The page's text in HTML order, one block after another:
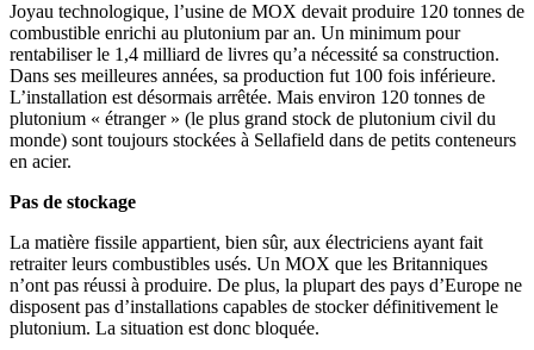
Joyau technologique, l’usine de MOX devait produire 120 tonnes de
combustible enrichi au plutonium par an. Un minimum pour
rentabiliser le 1,4 milliard de livres qu’a nécessité sa construction.
Dans ses meilleures années, sa production fut 100 fois inférieure.
L’installation est désormais arrêtée. Mais environ 120 tonnes de
plutonium « étranger » (le plus grand stock de plutonium civil du
monde) sont toujours stockées à Sellafield dans de petits conteneurs
en acier.
Pas de stockage
La matière fissile appartient, bien sûr, aux électriciens ayant fait
retraiter leurs combustibles usés. Un MOX que les Britanniques
n’ont pas réussi à produire. De plus, la plupart des pays d’Europe ne
disposent pas d’installations capables de stocker définitivement le
plutonium. La situation est donc bloquée.